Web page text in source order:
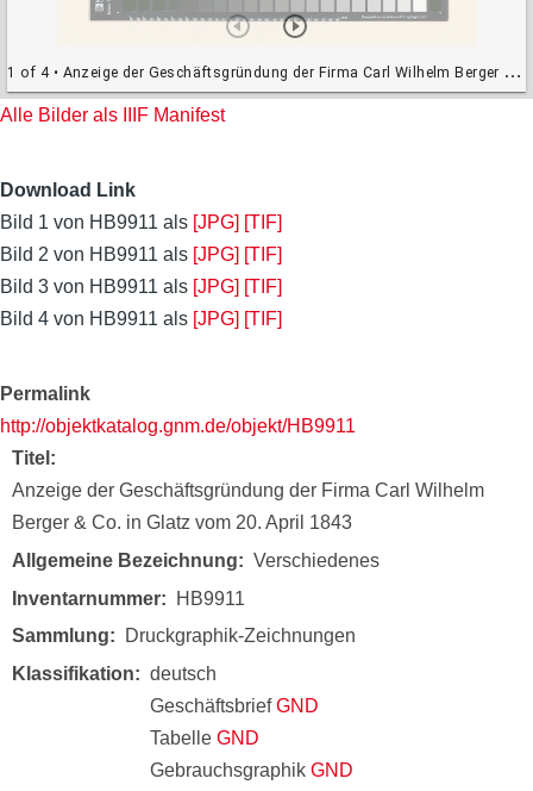
1 of 4• Anzeige der Geschäftsgründung der Firma Carl Wilhelm Berger & Co. in Glatz vom 20. April 1843 (HB9911)
Alle Bilder als IIIF Manifest
Download Link
Bild 1 von HB9911 als [JPG] [TIF]
Bild 2 von HB9911 als [JPG] [TIF]
Bild 3 von HB9911 als [JPG] [TIF]
Bild 4 von HB9911 als [JPG] [TIF]
Permalink
http://objektkatalog.gnm.de/objekt/HB9911
Titel
Anzeige der Geschäftsgründung der Firma Carl Wilhelm
Berger & Co. in Glatz vom 20. April 1843
Allgemeine Bezeichnung
Verschiedenes
Inventarnummer
HB9911
Sammlung
Druckgraphik-Zeichnungen
Klassifikation
deutsch
GeschäftsbriefGND
Tabelle GND
Gebrauchsgraphik GND